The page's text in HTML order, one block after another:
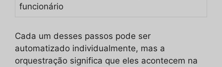
funcionário
Cada um desses passos pode ser
automatizado individualmente, mas a
orquestração significa que eles acontecem na